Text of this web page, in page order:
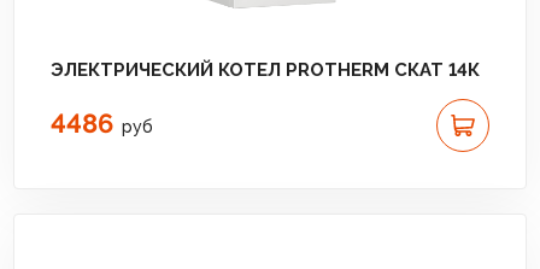
ЭЛЕКТРИЧЕСКИЙ КОТЕЛ PROTHERM СКАТ 14К
4486 руб